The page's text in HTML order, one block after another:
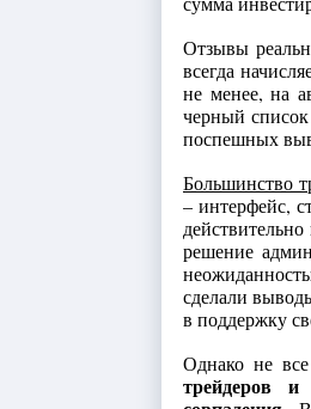
Отзывы
всегда
не менее, на
черный список
поспешных
Большинство
– интерфейс,
решение
сделали
в поддержку
Однако не
трейдеров и